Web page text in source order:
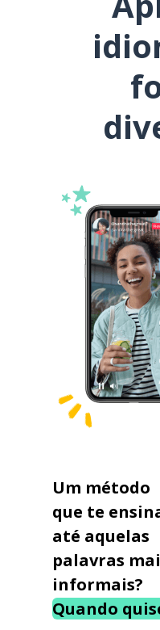
Um método
que te
até aquelas
palavras
informais?
Quando